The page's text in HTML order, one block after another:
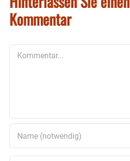
Kommentar